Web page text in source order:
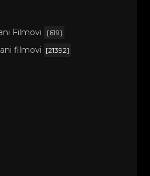
Filmovi [619]
filmovi [21392]